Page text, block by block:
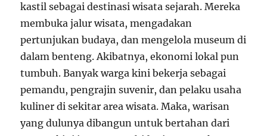
kastil sebagai destinasi wisata sejarah. Mereka
membuka jalur wisata, mengadakan
pertunjukan budaya, dan mengelola museum di
dalam benteng. Akibatnya, ekonomi lokal pun
tumbuh. Banyak warga kini bekerja sebagai
pemandu, pengrajin suvenir, dan pelaku usaha
kuliner di sekitar area wisata. Maka, warisan
yang dulunya dibangun untuk bertahan dari